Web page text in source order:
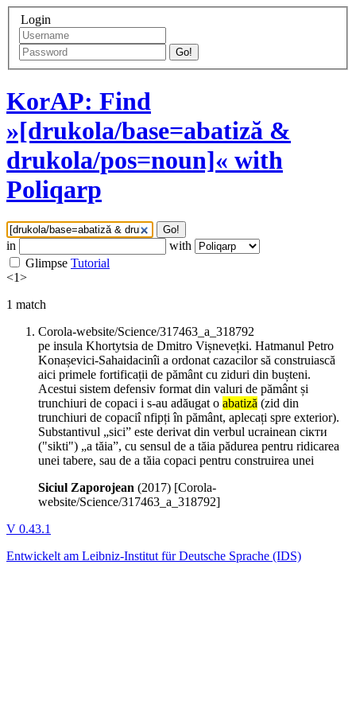
Login
Go!
KorAP: Find
»[drukola/base=abatiză &
drukola/pos=noun]« with
Poliqarp
Go!
in
with
Glimpse Tutorial
<1>
1 match
Corola-website/Science/317463_a_318792
pe insula Khortytsia de Dmitro Vișnevețki. Hatmanul Petro
Konașevici-Sahaidacinîi a ordonat cazacilor să construiască
aici primele fortificații de pământ cu ziduri din bușteni.
Acestui sistem defensiv format din valuri de pământ și
trunchiuri de copaci i s-au adăugat o abatiză (zid din
trunchiuri de copaciî nfipți în pământ, aplecați spre exterior).
Substantivul „sici” este derivat din verbul ucrainean сікти
("sikti") „a tăia”, cu sensul de a tăia pădurea pentru ridicarea
unei tabere, sau de a tăia copaci pentru construirea unei
Siciul Zaporojean (2017) [Corola-
website/Science/317463_a_318792]
V 0.43.1
Entwickelt am Leibniz-Institut für Deutsche Sprache (IDS)